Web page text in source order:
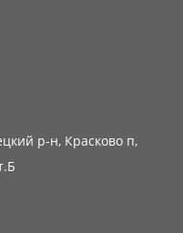
р-н, Красково п,